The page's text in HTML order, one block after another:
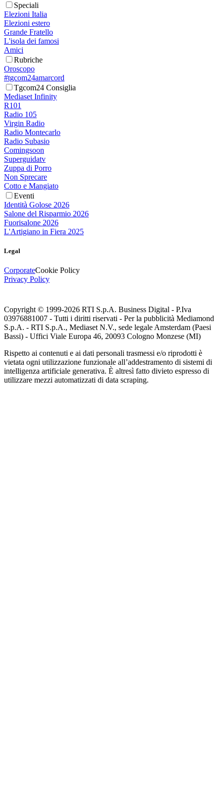
Speciali
Elezioni Italia
Elezioni estero
Grande Fratello
L'isola dei famosi
Amici
Rubriche
Oroscopo
#tgcom24amarcord
Tgcom24 Consiglia
Mediaset Infinity
R101
Radio 105
Virgin Radio
Radio Montecarlo
Radio Subasio
Comingsoon
Superguidatv
Zuppa di Porro
Non Sprecare
Cotto e Mangiato
Eventi
Identità Golose 2026
Salone del Risparmio 2026
Fuorisalone 2026
L'Artigiano in Fiera 2025
Legal
CorporateCookie Policy
Privacy Policy
Copyright © 1999-2026 RTI S.p.A. Business Digital - P.Iva
03976881007 - Tutti i diritti riservati - Per la pubblicità Mediamond
S.p.A. - RTI S.p.A., Mediaset N.V., sede legale Amsterdam (Paesi
Bassi) - Uffici Viale Europa 46, 20093 Cologno Monzese (MI)
Rispetto ai contenuti e ai dati personali trasmessi e/o riprodotti è
vietata ogni utilizzazione funzionale all’addestramento di sistemi di
intelligenza artificiale generativa. È altresì fatto divieto espresso di
utilizzare mezzi automatizzati di data scraping.